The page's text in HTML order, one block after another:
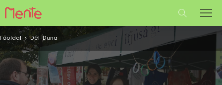
Főoldal Dél-Duna